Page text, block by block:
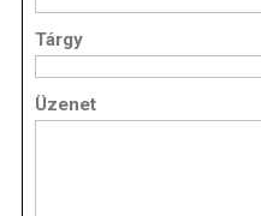
Tárgy
Üzenet